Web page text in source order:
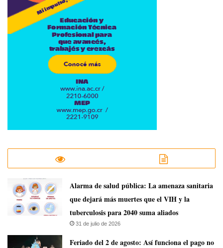
​Alarma de salud pública: La amenaza sanitaria
que dejará más muertes que el VIH y la
tuberculosis para 2040 suma aliados
31 de julio de 2026
Feriado del 2 de agosto: Así funciona el pago no